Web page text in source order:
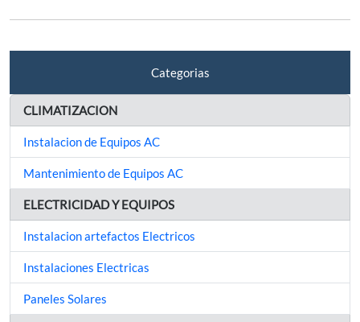
Categorias
CLIMATIZACION
Instalacion de Equipos AC
Mantenimiento de Equipos AC
ELECTRICIDAD Y EQUIPOS
Instalacion artefactos Electricos
Instalaciones Electricas
Paneles Solares